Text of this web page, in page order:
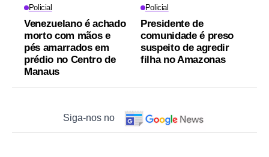
Policial
Venezuelano é achado
morto com mãos e
pés amarrados em
prédio no Centro de
Manaus
Policial
Presidente de
comunidade é preso
suspeito de agredir
filha no Amazonas
Siga-nos no